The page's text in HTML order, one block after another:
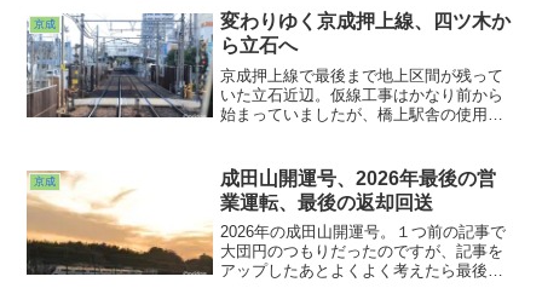
京成
変わりゆく京成押上線、四ツ木か
ら立石へ
京成押上線で最後まで地上区間が残って
いた立石近辺。仮線工事はかなり前から
始まっていましたが、橋上駅舎の使用が
立石の道中。下り線方に仮線を敷いて上
り線から高架化していくようですね。過
渡期の光景、残しておかねば。というこ
とであと何回か続きます。
京成
成田山開運号、2026年最後の営
業運転、最後の返却回送
2026年の成田山開運号。１つ前の記事で
大団円のつもりだったのですが、記事を
アップしたあとよくよく考えたら最後の